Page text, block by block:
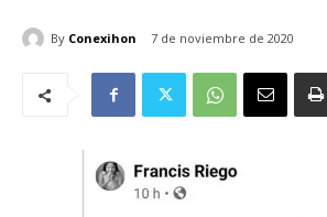
By Conexihon 7 de noviembre de 2020